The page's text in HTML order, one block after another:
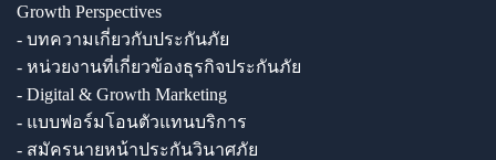
Growth Perspectives
- บทความเกี่ยวกับประกันภัย
- หน่วยงานที่เกี่ยวข้องธุรกิจประกันภัย
- Digital & Growth Marketing
- แบบฟอร์มโอนตัวแทนบริการ
- สมัครนายหน้าประกันวินาศภัย